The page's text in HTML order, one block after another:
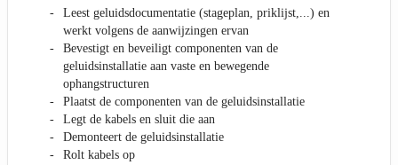
Leest geluidsdocumentatie (stageplan, priklijst,...) en
werkt volgens de aanwijzingen ervan
Bevestigt en beveiligt componenten van de
geluidsinstallatie aan vaste en bewegende
ophangstructuren
Plaatst de componenten van de geluidsinstallatie
Legt de kabels en sluit die aan
Demonteert de geluidsinstallatie
Rolt kabels op